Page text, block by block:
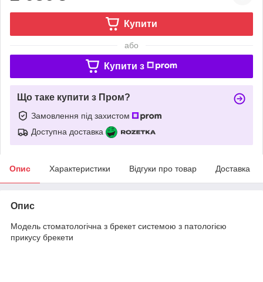
Купити
або
Купити з
Що таке купити з Пром?
Замовлення під захистом
Доступна доставка
Опис Характеристики Відгуки про товар Доставка
Опис
Модель стоматологічна з брекет системою з патологією
прикусу брекети